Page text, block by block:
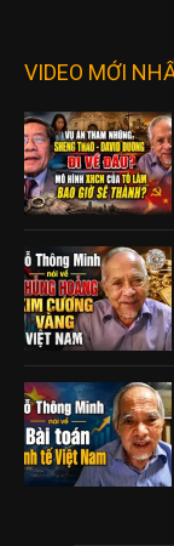
VIDEO MỚI